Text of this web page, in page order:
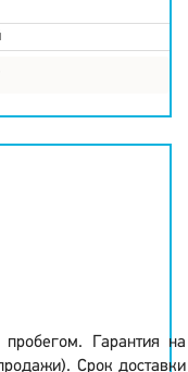
Гарантия на
Срок доставки